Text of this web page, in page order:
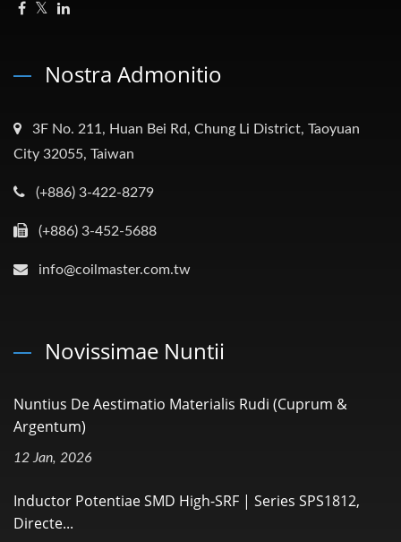
Nostra Admonitio
3F No. 211, Huan Bei Rd, Chung Li District, Taoyuan
City 32055, Taiwan
(+886) 3-422-8279
(+886) 3-452-5688
info@coilmaster.com.tw
Novissimae Nuntii
Nuntius De Aestimatio Materialis Rudi (Cuprum &
Argentum)
12 Jan, 2026
Inductor Potentiae SMD High-SRF | Series SPS1812,
Directe...